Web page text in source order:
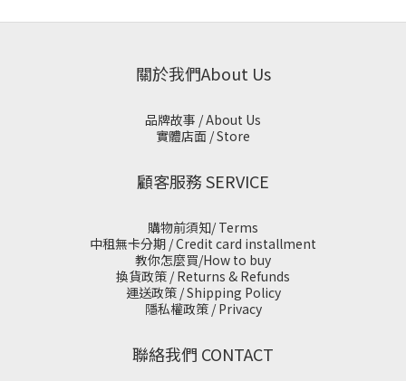
關於我們About Us
品牌故事 / About Us
實體店面 / Store
顧客服務 SERVICE
購物前須知/ Terms
中租無卡分期 / Credit card installment
教你怎麼買/How to buy
換貨政策 / Returns & Refunds
運送政策 / Shipping Policy
隱私權政策 / Privacy
聯絡我們 CONTACT